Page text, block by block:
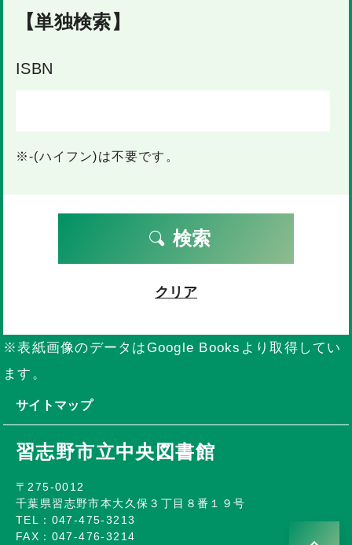
【単独検索】
ISBN
※-(ハイフン)は不要です。
検索
クリア
※表紙画像のデータはGoogle Booksより取得してい
ます。
サイトマップ
習志野市立中央図書館
〒275-0012
千葉県習志野市本大久保３丁目８番１９号
TEL：047-475-3213
FAX：047-476-3214